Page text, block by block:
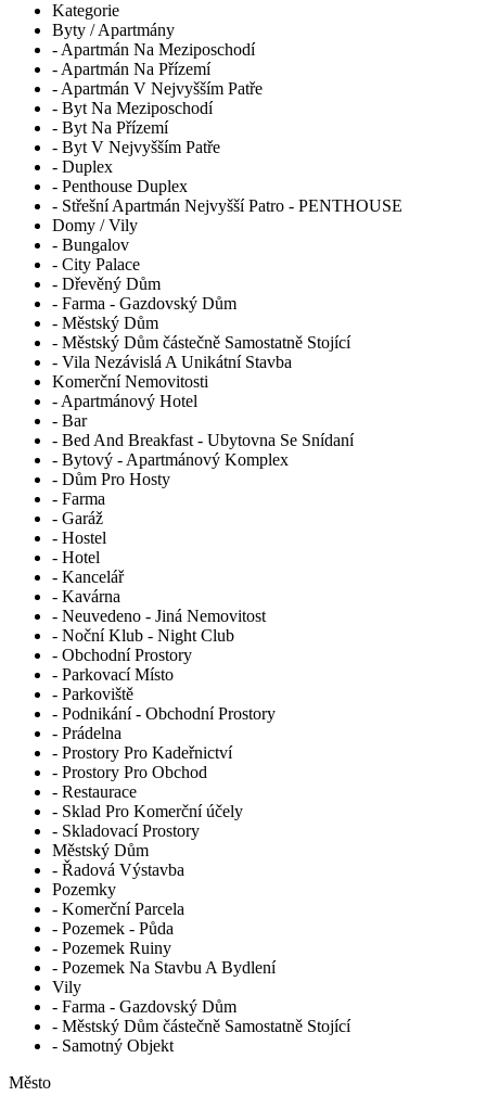
Kategorie
Byty / Apartmány
- Apartmán Na Meziposchodí
- Apartmán Na Přízemí
- Apartmán V Nejvyšším Patře
- Byt Na Meziposchodí
- Byt Na Přízemí
- Byt V Nejvyšším Patře
- Duplex
- Penthouse Duplex
- Střešní Apartmán Nejvyšší Patro - PENTHOUSE
Domy / Vily
- Bungalov
- City Palace
- Dřevěný Dům
- Farma - Gazdovský Dům
- Městský Dům
- Městský Dům částečně Samostatně Stojící
- Vila Nezávislá A Unikátní Stavba
Komerční Nemovitosti
- Apartmánový Hotel
- Bar
- Bed And Breakfast - Ubytovna Se Snídaní
- Bytový - Apartmánový Komplex
- Dům Pro Hosty
- Farma
- Garáž
- Hostel
- Hotel
- Kancelář
- Kavárna
- Neuvedeno - Jiná Nemovitost
- Noční Klub - Night Club
- Obchodní Prostory
- Parkovací Místo
- Parkoviště
- Podnikání - Obchodní Prostory
- Prádelna
- Prostory Pro Kadeřnictví
- Prostory Pro Obchod
- Restaurace
- Sklad Pro Komerční účely
- Skladovací Prostory
Městský Dům
- Řadová Výstavba
Pozemky
- Komerční Parcela
- Pozemek - Půda
- Pozemek Ruiny
- Pozemek Na Stavbu A Bydlení
Vily
- Farma - Gazdovský Dům
- Městský Dům částečně Samostatně Stojící
- Samotný Objekt
Město